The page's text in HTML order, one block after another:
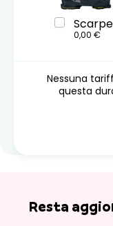
Scarpe
0,00 €
Nessuna
questa
Resta